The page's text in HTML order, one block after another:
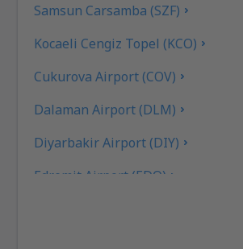
Samsun Carsamba (SZF)
Kocaeli Cengiz Topel (KCO)
Cukurova Airport (COV)
Dalaman Airport (DLM)
Diyarbakir Airport (DIY)
Edremit Airport (EDO)